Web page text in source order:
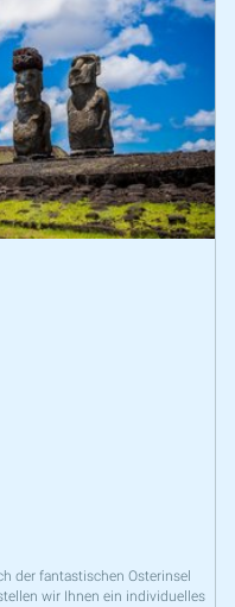
der fantastischen Osterinsel
wir Ihnen ein individuelles